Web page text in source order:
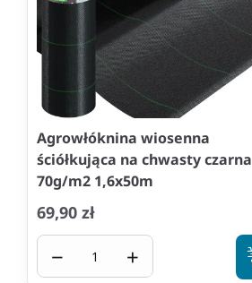
Agrowłóknina wiosenna
ściółkująca na chwasty czarna
70g/m2 1,6x50m
69,90 zł
− +